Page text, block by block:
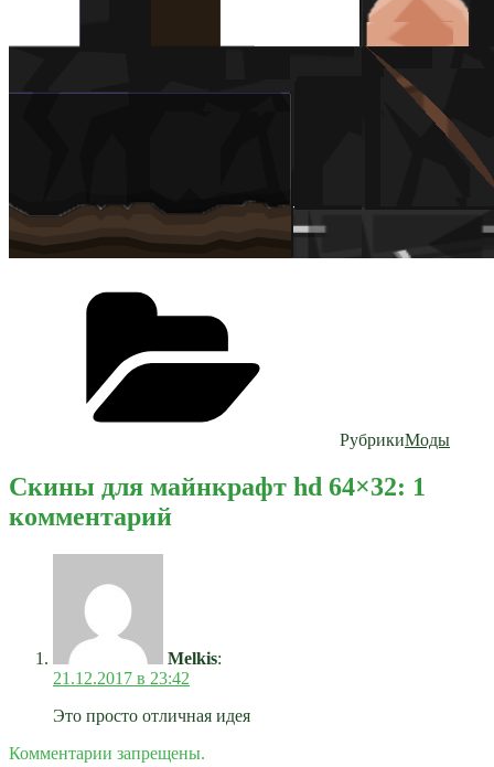
РубрикиМоды
Скины для майнкрафт hd 64×32: 1
комментарий
Melkis:
21.12.2017 в 23:42
Это просто отличная идея
Комментарии запрещены.